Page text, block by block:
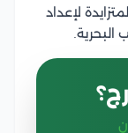
لإعداد